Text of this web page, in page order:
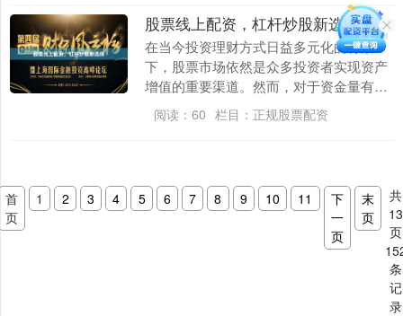
股票线上配资，杠杆炒股新选择
在当今投资理财方式日益多元化的背景
下，股票市场依然是众多投资者实现资产
增值的重要渠道。然而，对于资金量有限
的普通投资者而言，如何放大收益、把握
更多投资机会，始终....
阅读： 60 栏目： 正规股票配资
首
页
1 2 3 4 5 6 7 8 9 10 11
下
一
页
末
页
共
13
页
条
记
录